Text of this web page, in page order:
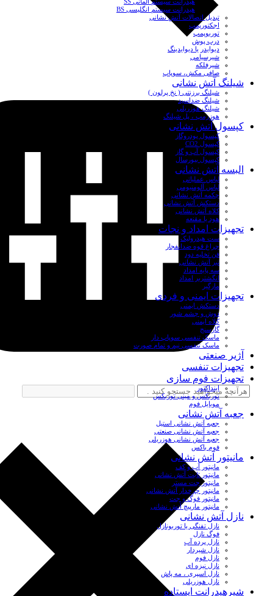
هیدرانت سیستم انگلیسی BS
تبدیل اتصالات آتش نشانی
اجکتورپمپ
توربوپمپ
درب پوش
دیوایدر یا دیوایدینگ
شیرسیامی
شیرفلکه
صافی مکش، سوپاپ
شیلنگ آتش نشانی
شیلنگ برزنتی ( نخ پرلون )
شیلنگ ضداسید
شیلنگ هوزریلی
هوزرمپ ، پل شیلنگ
کپسول آتش نشانی
کپسول پودروگاز
کپسول CO2
کپسول آب و گاز
کپسول بیورسال
البسه آتش نشانی
لباس عملیاتی
لباس آلومنیومی
چکمه آتش نشانی
دستکش آتش نشانی
کلاه آتش نشانی
هود یا مقنعه
تجهیزات امداد و نجات
ست هیدرولیک
چراغ قوه ضدانفجار
فن تخلیه دود
تبر آتش نشانی
سه پایه امداد
انگشتربر امداد
مارگیر
تجهیزات ایمنی و فردی
دستکش ایمنی
دوش و چشم شور
کلاه ایمنی
گازسنج
ماسک تنفسی سوپاپ دار
ماسک تنفسی نیم و تمام صورت
آژیر صنعتی
تجهیزات تنفسی
تجهیزات فوم سازی
اینداکتور
توربکس و مینی توربکس
موبایل فوم
جعبه آتش نشانی
جعبه آتش نشانی استیل
جعبه آتش نشانی صنعتی
جعبه آتش نشانی هوزریلی
فوم باکس
مانیتور آتش نشانی
مانیتور آب و کف
مانیتور ثابت آتش نشانی
مانیتور جت مستر
مانیتور چرخدار آتش نشانی
مانیتور فوگ و جت
مانیتور مارپیچ آتش نشانی
نازل آتش نشانی
نازل تفنگی یا توربونازل
فوگ نازل
نازل پرده آب
نازل شیردار
نازل فوم
نازل نیزه ای
نازل اسپری ، مه پاش
نازل هوزریلی
شیرهیدرانت ایستاده